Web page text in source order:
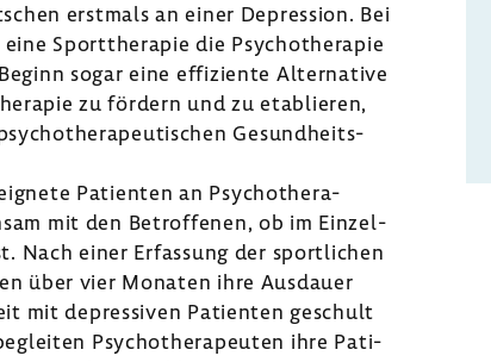
erst­mals an einer Depres­sion. Bei
Sport­the­rapie die Psycho­the­rapie
sogar eine effi­zi­ente Alter­na­tive
zu fördern und zu etablieren,
Gesund­heits­
Pati­enten an Psycho­the­ra­
mit den Betrof­fenen, ob im Einzel­
Nach einer Erfas­sung der sport­li­chen
über vier Monaten ihre Ausdauer
mit depres­siven Pati­enten geschult
Psycho­the­ra­peuten ihre Pati­